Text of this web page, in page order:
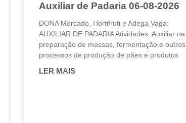
Auxiliar de Padaria 06-08-2026
DONA Mercado, Hortifruti e Adega Vaga:
AUXILIAR DE PADARIA Atividades: Auxiliar na
preparação de massas, fermentação e outros
processos de produção de pães e produtos
LER MAIS